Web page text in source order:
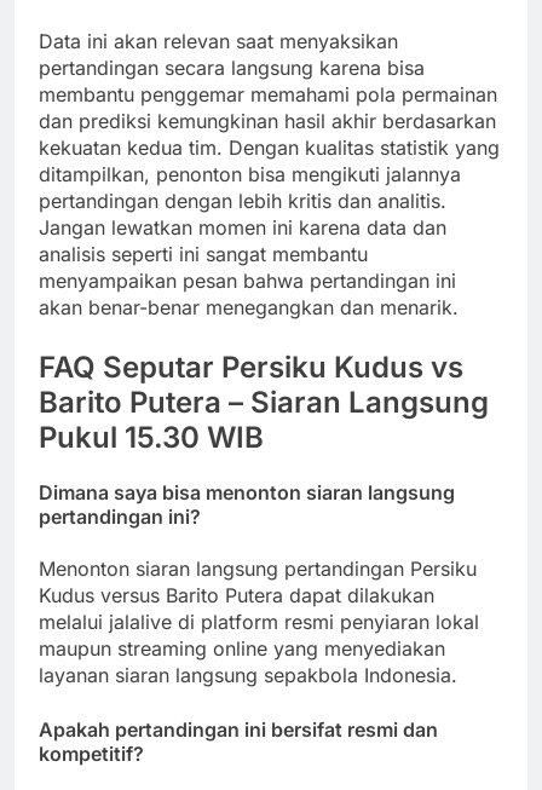
Data ini akan relevan saat menyaksikan
pertandingan secara langsung karena bisa
membantu penggemar memahami pola permainan
dan prediksi kemungkinan hasil akhir berdasarkan
kekuatan kedua tim. Dengan kualitas statistik yang
ditampilkan, penonton bisa mengikuti jalannya
pertandingan dengan lebih kritis dan analitis.
Jangan lewatkan momen ini karena data dan
analisis seperti ini sangat membantu
menyampaikan pesan bahwa pertandingan ini
akan benar-benar menegangkan dan menarik.
FAQ Seputar Persiku Kudus vs
Barito Putera – Siaran Langsung
Pukul 15.30 WIB
Dimana saya bisa menonton siaran langsung
pertandingan ini?
Menonton siaran langsung pertandingan Persiku
Kudus versus Barito Putera dapat dilakukan
melalui jalalive di platform resmi penyiaran lokal
maupun streaming online yang menyediakan
layanan siaran langsung sepakbola Indonesia.
Apakah pertandingan ini bersifat resmi dan
kompetitif?